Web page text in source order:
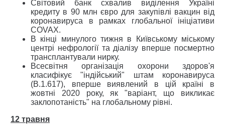
Світовий банк схвалив виділення Україні
кредиту в 90 млн євро для закупівлі вакцин від
коронавируса в рамках глобальної ініціативи
COVAX.
В кінці минулого тижня в Київському міському
центрі нефрології та діалізу вперше посмертно
трансплантували нирку.
Всесвітня організація охорони здоров'я
класифікує "індійський" штам коронавируса
(B.1.617), вперше виявлений в цій країні в
жовтні 2020 року, як "варіант, що викликає
заклопотаність" на глобальному рівні.
12 травня